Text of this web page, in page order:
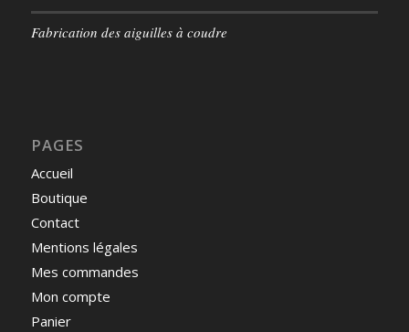
Fabrication des aiguilles à coudre
PAGES
Accueil
Boutique
Contact
Mentions légales
Mes commandes
Mon compte
Panier